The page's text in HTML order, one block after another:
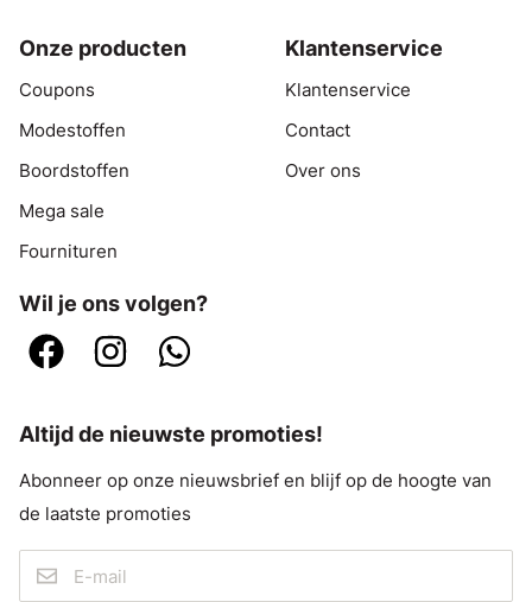
Onze producten
Coupons
Modestoffen
Boordstoffen
Mega sale
Fournituren
Klantenservice
Klantenservice
Contact
Over ons
Wil je ons volgen?
Altijd de nieuwste promoties!
Abonneer op onze nieuwsbrief en blijf op de hoogte van
de laatste promoties